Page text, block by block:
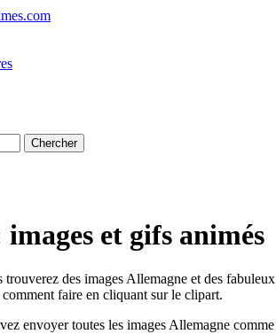
Chercher
et gifs animés
trouverez des images Allemagne et des
faire en cliquant sur le clipart.
envoyer toutes les images Allemagne